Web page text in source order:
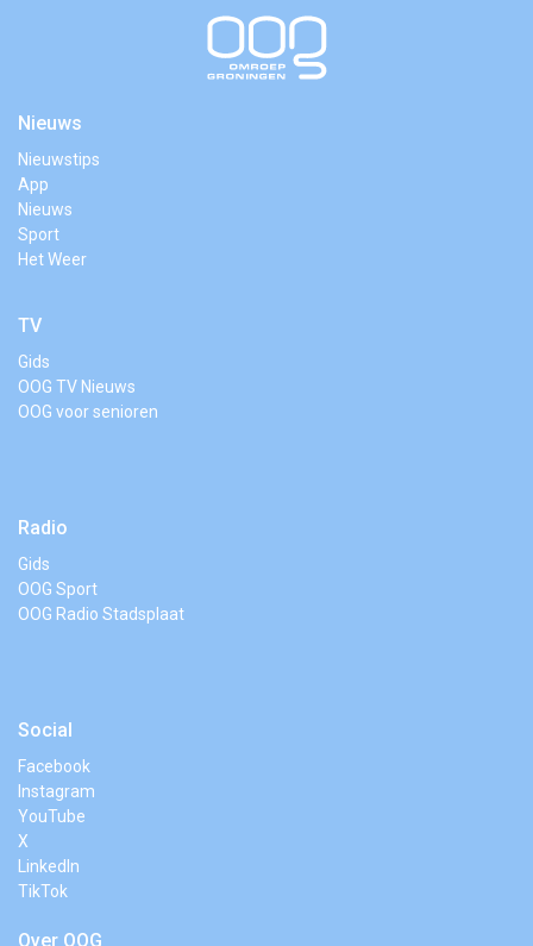
Nieuws
Nieuwstips
App
Nieuws
Sport
Het Weer
TV
Gids
OOG TV Nieuws
OOG voor senioren
Radio
Gids
OOG Sport
OOG Radio Stadsplaat
Social
Facebook
Instagram
YouTube
X
LinkedIn
TikTok
Over OOG